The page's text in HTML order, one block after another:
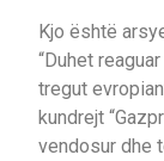
Kjo është
“Duhet
tregut
kundrejt
vendosur dhe